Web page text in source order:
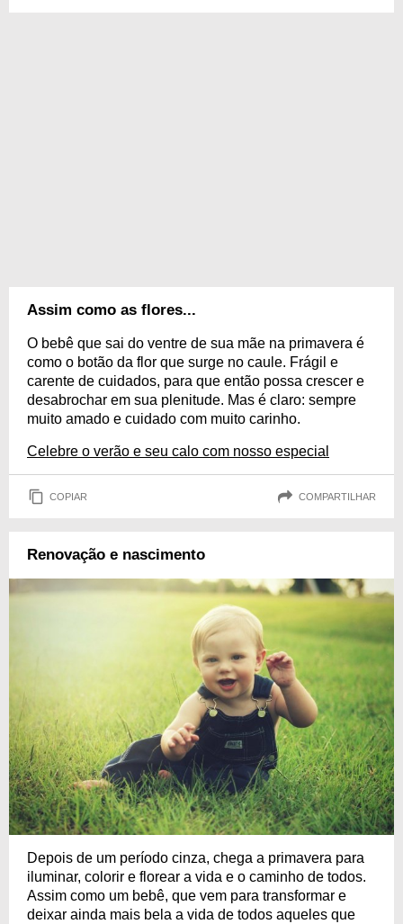
Assim como as flores...
O bebê que sai do ventre de sua mãe na primavera é
como o botão da flor que surge no caule. Frágil e
carente de cuidados, para que então possa crescer e
desabrochar em sua plenitude. Mas é claro: sempre
muito amado e cuidado com muito carinho.
Celebre o verão e seu calo com nosso especial
COPIAR COMPARTILHAR
Renovação e nascimento
Depois de um período cinza, chega a primavera para
iluminar, colorir e florear a vida e o caminho de todos.
Assim como um bebê, que vem para transformar e
deixar ainda mais bela a vida de todos aqueles que